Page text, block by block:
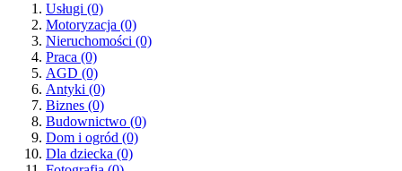
Usługi (0)
Motoryzacja (0)
Nieruchomości (0)
Praca (0)
AGD (0)
Antyki (0)
Biznes (0)
Budownictwo (0)
Dom i ogród (0)
Dla dziecka (0)